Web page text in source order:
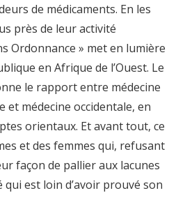
de médicaments. En les
près de leur activité
Ordonnance » met en lumière
en Afrique de l’Ouest. Le
le rapport entre médecine
médecine occidentale, en
orientaux. Et avant tout, ce
et des femmes qui, refusant
façon de pallier aux lacunes
qui est loin d’avoir prouvé son